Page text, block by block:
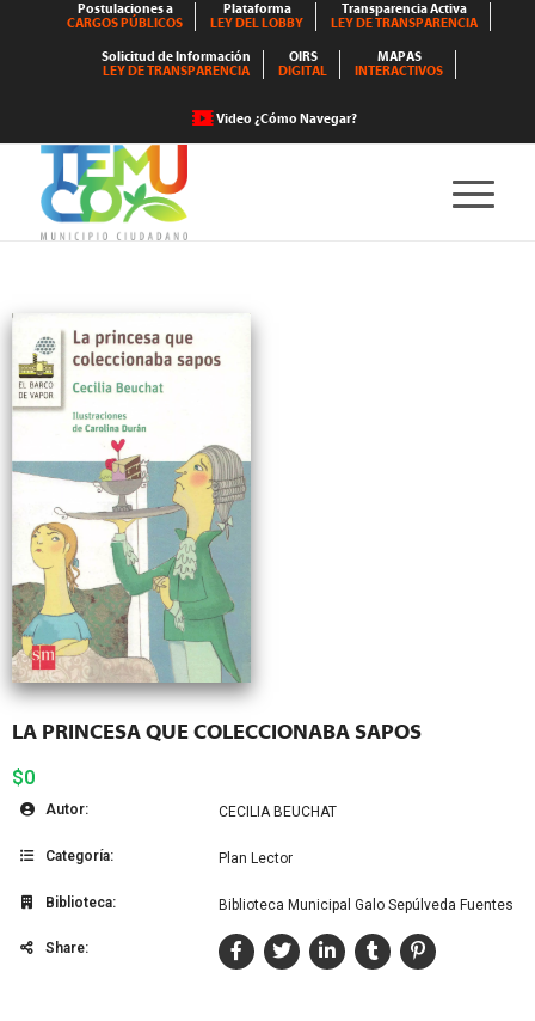
Postulaciones a
CARGOS PÚBLICOS
Plataforma
LEY DEL LOBBY
Transparencia Activa
LEY DE TRANSPARENCIA
Solicitud de Información
LEY DE TRANSPARENCIA
OIRS
DIGITAL
MAPAS
INTERACTIVOS
Video ¿Cómo Navegar?
LA PRINCESA QUE COLECCIONABA SAPOS
$0
Autor: CECILIA BEUCHAT
Categoría: Plan Lector
Biblioteca: Biblioteca Municipal Galo Sepúlveda Fuentes
Share: